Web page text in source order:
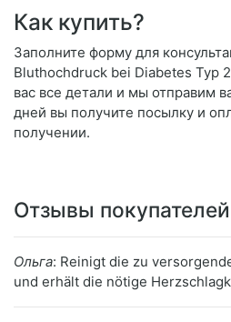
Как купить?
Заполните форму для
Bluthochdruck bei Diabetes Typ
вас все детали и мы отправим
дней вы получите посылку и
получении.
Отзывы покупателей
Ольга: Reinigt die zu
und erhält die nötige